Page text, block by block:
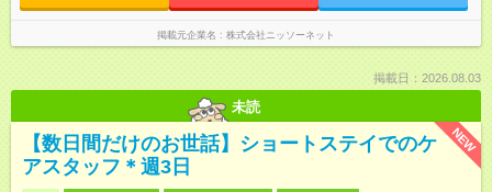
掲載元企業名 株式会社ニッソーネット
掲載日：2026.08.03
未読
NEW
【数日間だけのお世話】ショートステイでのケ
アスタッフ＊週3日